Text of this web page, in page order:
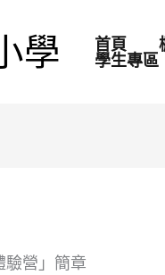
學 首頁
學生專區
驗營」簡章